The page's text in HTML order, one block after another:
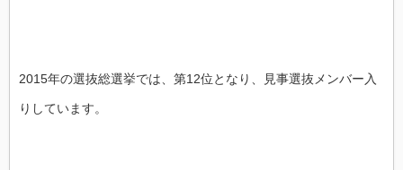
2015年の選抜総選挙では、第12位となり、見事選抜メンバー入
りしています。